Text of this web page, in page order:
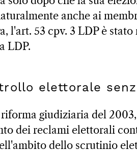
anche ai
l'art. 53 cpv. 3 LDP è
LDP.
elettorale
giudiziaria del
dei reclami elettorali
dello scrutinio